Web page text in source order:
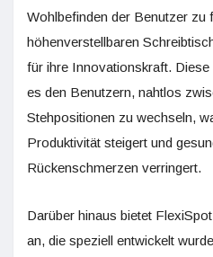
Wohlbefinden der Benutzer zu
höhenverstellbaren
für ihre Innovationskraft.
es den Benutzern, nahtlos
Stehpositionen zu wechseln,
Produktivität steigert und
Rückenschmerzen verringert.
Darüber hinaus bietet
an, die speziell entwickelt